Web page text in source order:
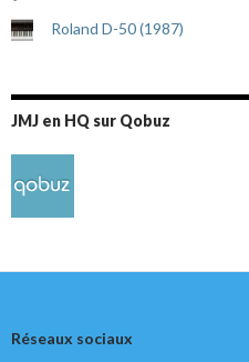
Roland D-50 (1987)
JMJ en HQ sur Qobuz
Réseaux sociaux